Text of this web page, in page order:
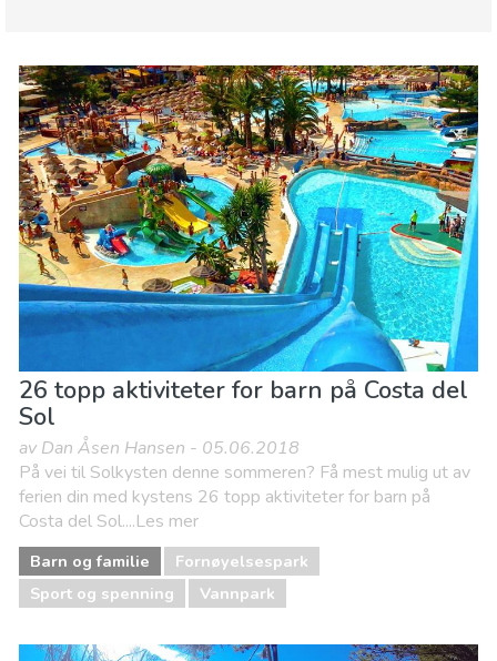
Barn og familie
Handle
Hvor kan man bo
Lokale arrangementer
Mat & Restauranter
Museum & Kunst
Natteliv og barer
Natur og friluftsliv
Sport og spenning Strender
26 topp aktiviteter for barn på Costa del
Sol
av Dan Åsen Hansen - 05.06.2018
På vei til Solkysten denne sommeren? Få mest mulig ut av
ferien din med kystens 26 topp aktiviteter for barn på
Costa del Sol....Les mer
Barn og familie
Fornøyelsespark
Sport og spenning
Vannpark